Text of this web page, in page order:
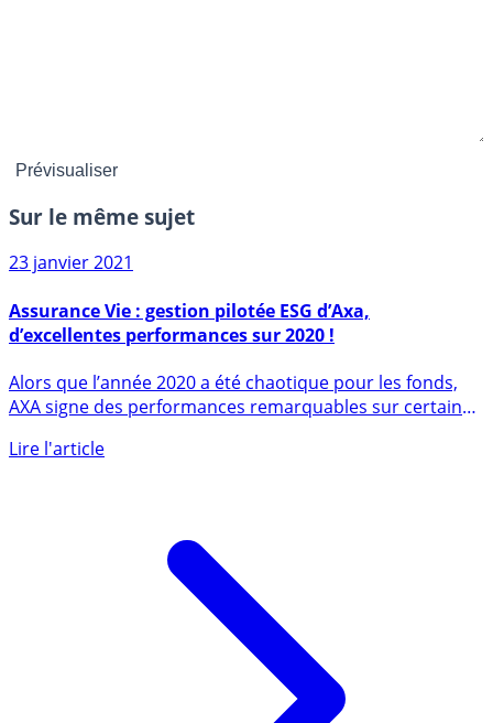
Sur le même sujet
23 janvier 2021
Assurance Vie : gestion pilotée ESG d’Axa,
d’excellentes performances sur 2020 !
AXA signe des performances remarquables sur certains